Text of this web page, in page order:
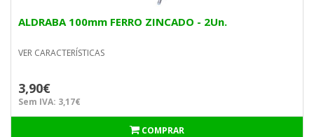
ALDRABA 100mm FERRO ZINCADO - 2Un.
VER CARACTERÍSTICAS
3,90€
Sem IVA: 3,17€
COMPRAR